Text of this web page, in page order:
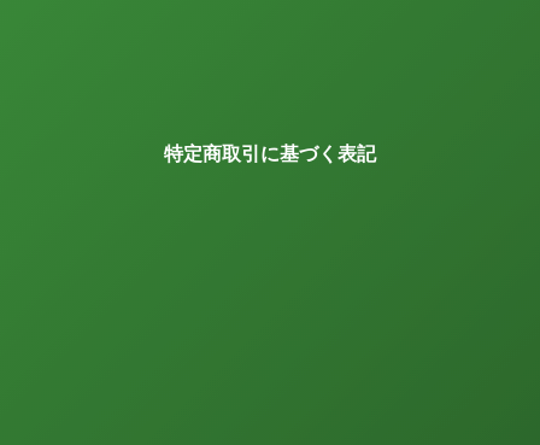
特定商取引に基づく表記